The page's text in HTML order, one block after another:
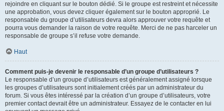
rejoindre en cliquant sur le bouton dédié. Si le groupe est restreint et nécessite
une approbation, vous devez cliquer également sur le bouton approprié. Le
responsable du groupe d’utilisateurs devra alors approuver votre requête et
pourra vous demander la raison de votre requête. Merci de ne pas harceler un
responsable de groupe s’il refuse votre demande.
Haut
Comment puis-je devenir le responsable d’un groupe d’utilisateurs ?
Le responsable d’un groupe d’utilisateurs est généralement assigné lorsque
les groupes d’utilisateurs sont initialement créés par un administrateur du
forum. Si vous êtes intéressé par la création d’un groupe d’utilisateurs, votre
premier contact devrait être un administrateur. Essayez de le contacter en lui